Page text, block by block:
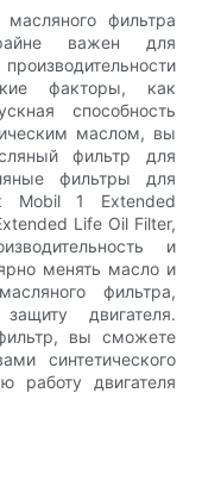
фильтра
важен для
факторы, как
способность
маслом, вы
фильтр для
фильтры для
Mobil 1 Extended
Life Oil Filter,
и
менять масло и
фильтра,
двигателя.
вы сможете
синтетического
работу двигателя